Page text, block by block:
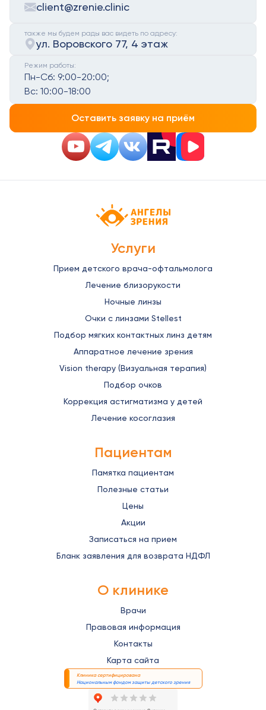
client@zrenie.clinic
также мы будем рады вас видеть по адресу:
ул. Воровского 77, 4 этаж
Режим работы:
Пн-Сб: 9:00-20:00;
Вс: 10:00-18:00
Оставить заявку на приём
Детская офтальмология Ангелы
Услуги
Прием детского врача-офтальмолога
Лечение близорукости
Ночные линзы
Очки с линзами Stellest
Подбор мягких контактных линз детям
Аппаратное лечение зрения
Vision therapy (Визуальная терапия)
Подбор очков
Коррекция астигматизма у детей
Лечение косоглазия
Пациентам
Памятка пациентам
Полезные статьи
Цены
Акции
Записаться на прием
Бланк заявления для возврата НДФЛ
О клинике
Врачи
Правовая информация
Контакты
Карта сайта
Клиника сертифицирована
Национальным фондом защиты детского зрения